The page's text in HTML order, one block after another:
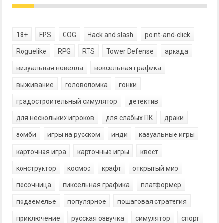
18+ FPS GOG Hack and slash point-and-click
Roguelike RPG RTS Tower Defense аркада
визуальная новелла воксельная графика
выживание головоломка гонки
градостроительный симулятор детектив
для нескольких игроков для слабых ПК драки
зомби игры на русском инди казуальные игры
карточная игра карточные игры квест
конструктор космос крафт открытый мир
песочница пиксельная графика платформер
подземелье популярное пошаговая стратегия
приключение русская озвучка симулятор спорт